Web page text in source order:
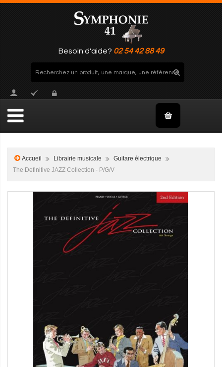
Besoin d'aide? 02 54 42 88 49
Accueil Librairie musicale
Guitare électrique
The Definitive JAZZ Collection - P/G/V